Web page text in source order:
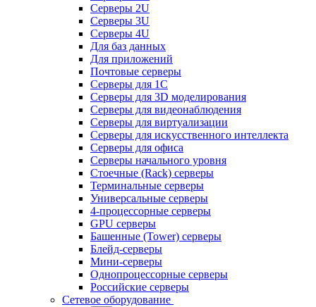
Серверы 2U
Серверы 3U
Серверы 4U
Для баз данных
Для приложений
Почтовые серверы
Серверы для 1С
Серверы для 3D моделирования
Серверы для видеонаблюдения
Серверы для виртуализации
Серверы для искусственного интеллекта
Серверы для офиса
Серверы начального уровня
Стоечные (Rack) серверы
Терминальные серверы
Универсальные серверы
4-процессорные серверы
GPU серверы
Башенные (Tower) серверы
Блейд-серверы
Мини-серверы
Однопроцессорные серверы
Российские серверы
Сетевое оборудование